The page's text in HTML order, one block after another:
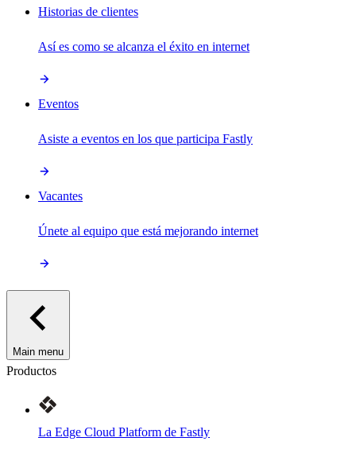
Historias de clientes
Así es como se alcanza el éxito en internet
Eventos
Asiste a eventos en los que participa Fastly
Vacantes
Únete al equipo que está mejorando internet
Main menu
Productos
La Edge Cloud Platform de Fastly